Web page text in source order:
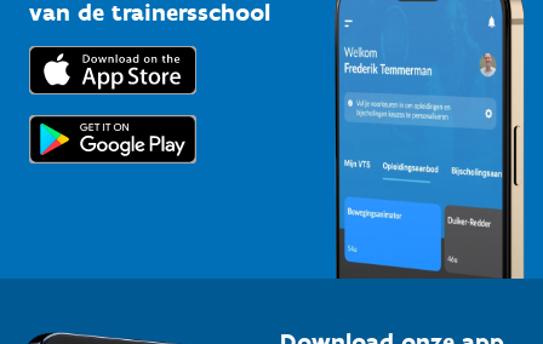
Trainers en begeleiders
Topsporters
Downloads
Voor de pers
van de trainersschool